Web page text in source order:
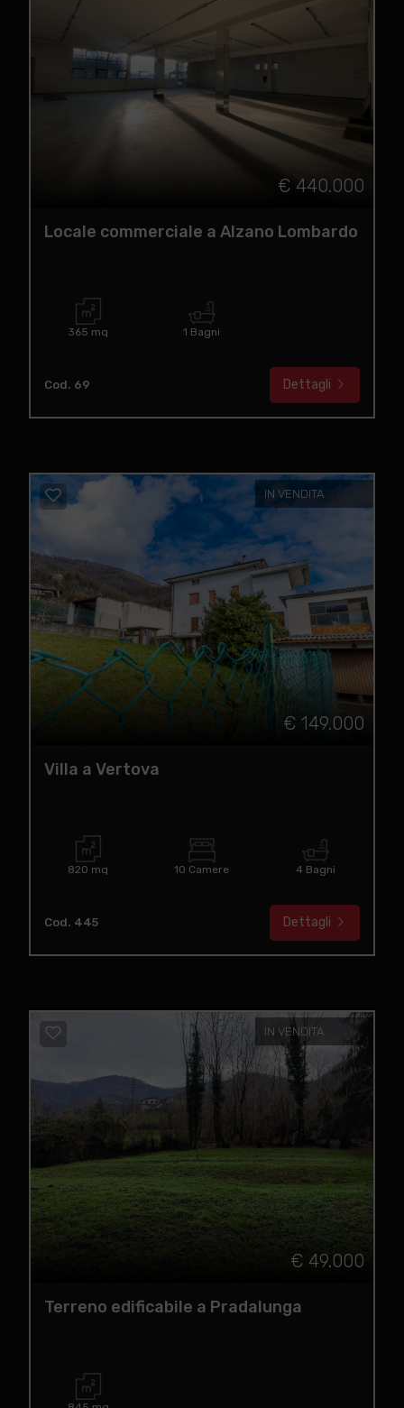
€ 440.000
Locale commerciale a Alzano Lombardo
365 mq 1 Bagni
Cod. 69 Dettagli
IN VENDITA
€ 149.000
Villa a Vertova
820 mq 10 Camere 4 Bagni
Cod. 445 Dettagli
IN VENDITA
€ 49.000
Terreno edificabile a Pradalunga